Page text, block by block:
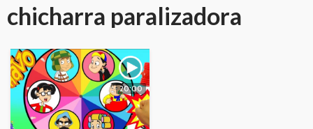
chicharra paralizadora
20:00